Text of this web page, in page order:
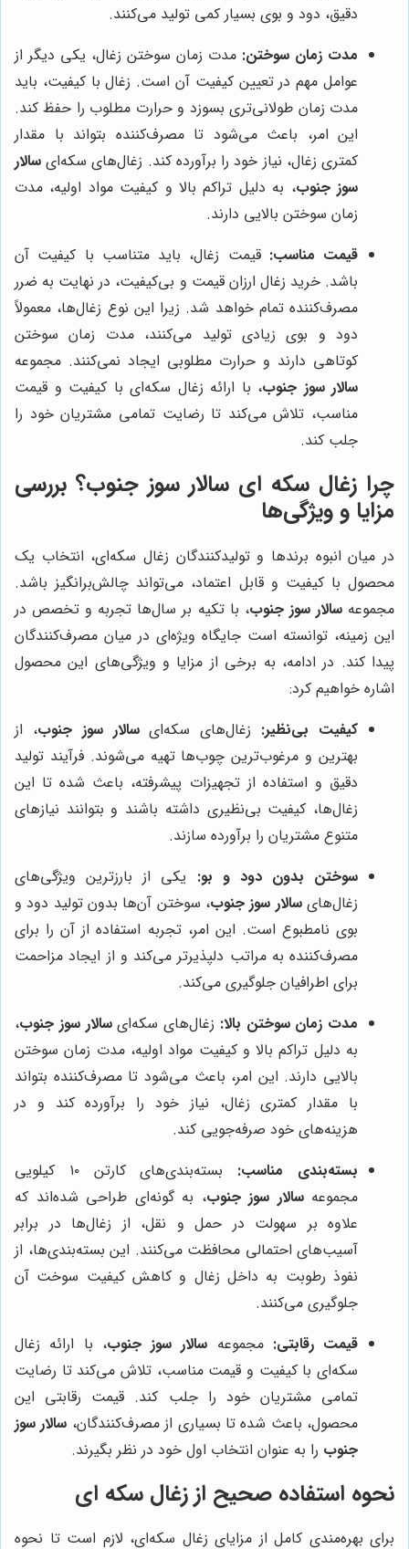
دقیق، دود و بوی بسیار کمی تولید می‌کنند.
مدت زمان سوختن: مدت زمان سوختن زغال، یکی دیگر از
عوامل مهم در تعیین کیفیت آن است. زغال با کیفیت، باید
مدت زمان طولانی‌تری بسوزد و حرارت مطلوب را حفظ کند.
این امر، باعث می‌شود تا مصرف‌کننده بتواند با مقدار
کمتری زغال، نیاز خود را برآورده کند. زغال‌های سکه‌ای سالار
سوز جنوب، به دلیل تراکم بالا و کیفیت مواد اولیه، مدت
زمان سوختن بالایی دارند.
قیمت مناسب: قیمت زغال، باید متناسب با کیفیت آن
باشد. خرید زغال ارزان قیمت و بی‌کیفیت، در نهایت به ضرر
مصرف‌کننده تمام خواهد شد. زیرا این نوع زغال‌ها، معمولاً
دود و بوی زیادی تولید می‌کنند، مدت زمان سوختن
کوتاهی دارند و حرارت مطلوبی ایجاد نمی‌کنند. مجموعه
سالار سوز جنوب، با ارائه زغال سکه‌ای با کیفیت و قیمت
مناسب، تلاش می‌کند تا رضایت تمامی مشتریان خود را
جلب کند.
چرا زغال سکه ای سالار سوز جنوب؟ بررسی
مزایا و ویژگی‌ها
در میان انبوه برندها و تولیدکنندگان زغال سکه‌ای، انتخاب یک
محصول با کیفیت و قابل اعتماد، می‌تواند چالش‌برانگیز باشد.
مجموعهسالار سوز جنوب، با تکیه بر سال‌ها تجربه و تخصص در
این زمینه، توانسته است جایگاه ویژه‌ای در میان مصرف‌کنندگان
پیدا کند. در ادامه، به برخی از مزایا و ویژگی‌های این محصول
اشاره خواهیم کرد:
کیفیت بی‌نظیر: زغال‌های سکه‌ایسالار سوز جنوب، از
بهترین و مرغوب‌ترین چوب‌ها تهیه می‌شوند. فرآیند تولید
دقیق و استفاده از تجهیزات پیشرفته، باعث شده تا این
زغال‌ها، کیفیت بی‌نظیری داشته باشند و بتوانند نیازهای
متنوع مشتریان را برآورده سازند.
سوختن بدون دود و بو: یکی از بارزترین ویژگی‌های
زغال‌هایسالار سوز جنوب، سوختن آن‌ها بدون تولید دود و
بوی نامطبوع است. این امر، تجربه استفاده از آن را برای
مصرف‌کننده به مراتب دلپذیرتر می‌کند و از ایجاد مزاحمت
برای اطرافیان جلوگیری می‌کند.
مدت زمان سوختن بالا: زغال‌های سکه‌ایسالار سوز جنوب،
به دلیل تراکم بالا و کیفیت مواد اولیه، مدت زمان سوختن
بالایی دارند. این امر، باعث می‌شود تا مصرف‌کننده بتواند
با مقدار کمتری زغال، نیاز خود را برآورده کند و در
هزینه‌های خود صرفه‌جویی کند.
بسته‌بندی مناسب:
بسته‌بندی‌های کارتن ۱۰ کیلویی
مجموعهسالار سوز جنوب، به گونه‌ای طراحی شده‌اند که
علاوه بر سهولت در حمل و نقل، از زغال‌ها در برابر
آسیب‌های احتمالی محافظت می‌کنند. این بسته‌بندی‌ها، از
نفوذ رطوبت به داخل زغال و کاهش کیفیت سوخت آن
جلوگیری می‌کنند.
قیمت رقابتی: مجموعه سالار سوز جنوب، با ارائه زغال
سکه‌ای با کیفیت و قیمت مناسب، تلاش می‌کند تا رضایت
تمامی مشتریان خود را جلب کند. قیمت رقابتی این
محصول، باعث شده تا بسیاری از مصرف‌کنندگان، سالار سوز
جنوب را به عنوان انتخاب اول خود در نظر بگیرند.
نحوه استفاده صحیح از زغال سکه ای
برای بهره‌مندی کامل از مزایای زغال سکه‌ای، لازم است تا نحوه